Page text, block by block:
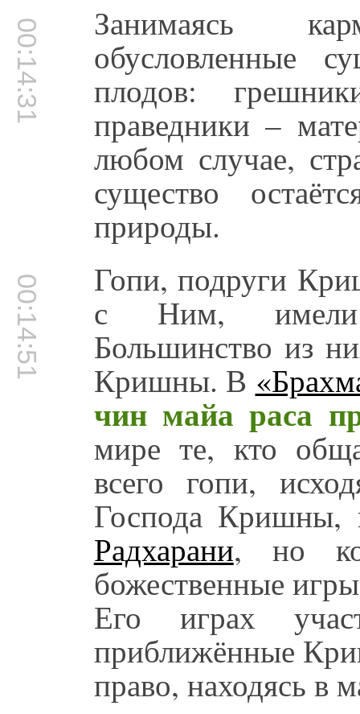
00:14:31 Занимаясь
обусловленные
плодов:
праведники –
любом случае,
существо
природы.
00:14:51 Гопи, подруги
с Ним, имели
Большинство из
Кришны. В
чин майа раса
мире те, кто
всего гопи,
Господа Кришны,
Радхарани, но
божественные
Его играх
приближённые
право, находясь в